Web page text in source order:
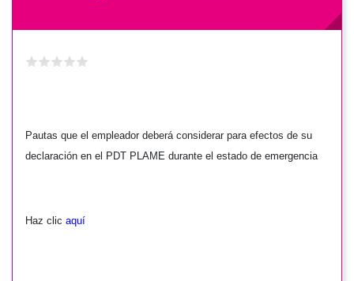
Pautas que el empleador deberá considerar para efectos de su
declaración en el PDT PLAME durante el estado de emergencia
Haz clic aquí